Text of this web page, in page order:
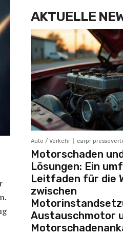
AKTUELLE
Auto / Verkehr carpr
Motorschaden
Lösungen: Ein
Leitfaden für die
zwischen
Austauschmotor